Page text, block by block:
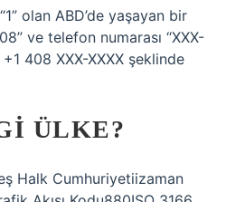
olan ABD’de yaşayan bir
ve telefon numarası “XXX-
+1 408 XXX-XXXX şeklinde
ÜLKE?
Halk Cumhuriyetiizaman